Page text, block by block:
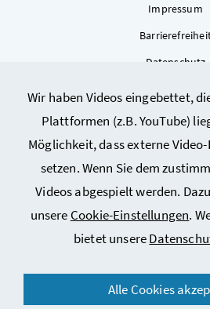
Wir haben Videos eingebettet,
Plattformen (z.B. YouTube)
Möglichkeit, dass externe
setzen. Wenn Sie dem
Videos abgespielt werden.
unsere Cookie-Einstellungen.
bietet unsere
Alle Cookies
Impressum
Datenschutz
Sitemap
Cookie-
© 2026 Bundesministerium für